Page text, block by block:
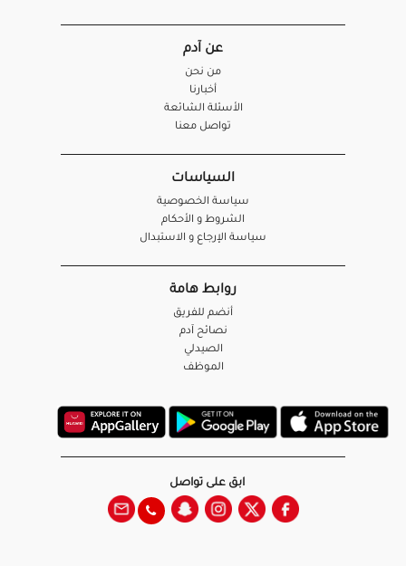
عن آدم
من نحن
أخبارنا
الأسئلة الشائعة
تواصل معنا
السياسات
سياسة الخصوصية
الشروط و الأحكام
سياسة الإرجاع و الاستبدال
روابط هامة
أنضم للفريق
نصائح آدم
الصيدلي
الموظف
ابق على تواصل